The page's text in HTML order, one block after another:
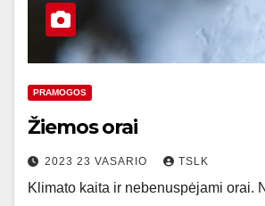
PRAMOGOS
Žiemos orai
2023 23 VASARIO TSLK
Klimato kaita ir nebenuspėjami orai.